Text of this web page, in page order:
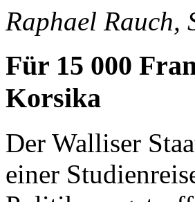
Raphael Rauch,
Für 15 000
Korsika
Der Walliser
einer